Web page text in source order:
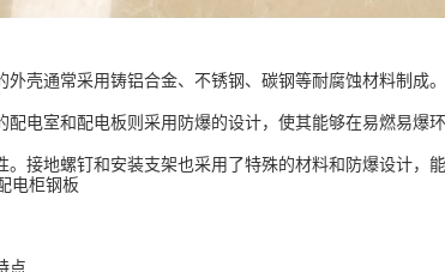
外壳通常采用铸铝合金、不锈钢、碳钢等耐腐蚀材料制成
配电室和配电板则采用防爆的设计，使其能够在易燃易爆
。接地螺钉和安装支架也采用了特殊的材料和防爆设计，
点